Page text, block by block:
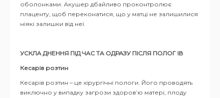
оболонками. Акушер дбайливо проконтролює
плаценту, щоб переконатися, що у матці не залишилися
ніякі залишки від неї.
УСКЛА ДНЕННЯ ПІД ЧАС ТА ОДРАЗУ ПІСЛЯ ПОЛОГ ІВ
Кесарів розтин
Кесарів розтин – це хірургічні пологи. Його проводять
виключно у випадку загрози здоров’ю матері, плоду